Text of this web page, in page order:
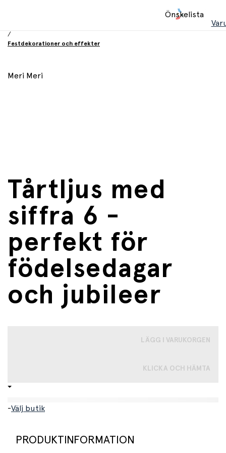
Önskelista
/
Festdekorationer och effekter
Meri Meri
Tårtljus med
siffra 6 -
perfekt för
födelsedagar
och jubileer
LÄGG I VARUKORGEN
KLICKA OCH HÄMTA
-Välj butik
PRODUKTINFORMATION